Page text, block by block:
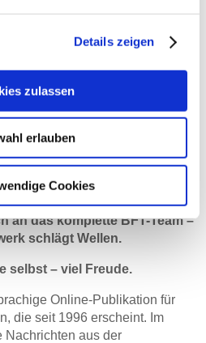
Details zeigen
zulassen
erlauben
Cookies
Ausführung der massiven
das Architekturbüro nach
BFT war zuständig für die
die Montage der aufwändigen
und technisch aufwändig,
auf den Plan gerufen hat,
auf dem Fachportal BauNetz
an das komplette BFT-Team –
schlägt Wellen.
selbst – viel Freude.
Online-Publikation für
die seit 1996 erscheint. Im
Nachrichten aus der